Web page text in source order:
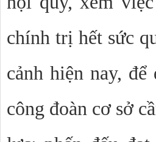
chính trị hết sức
cảnh hiện nay,
công đoàn cơ sở